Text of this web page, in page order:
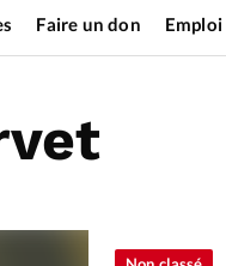
Faire un don Emploi
Chronique